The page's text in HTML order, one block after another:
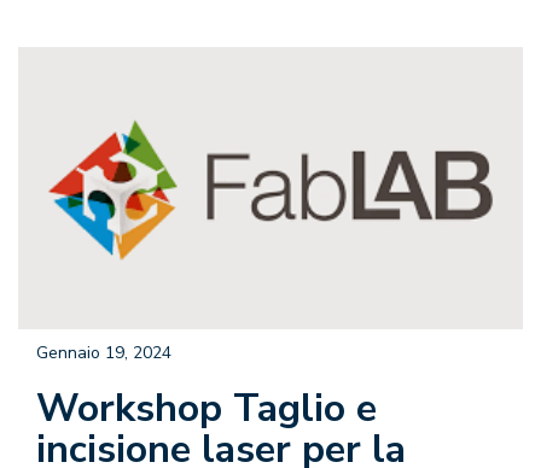
Workshop Taglio e
incisione laser per la
Gennaio 19, 2024